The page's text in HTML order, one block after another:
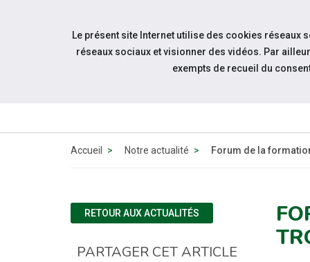
Aller au contenu
Accueil Notre actualité Forum de la
RETOUR AUX ACTUALITÉS
PARTAGER CET ARTICLE
Le présent site Internet utilise des cookies réseaux
réseaux sociaux et visionner des vidéos. Par
exempts de recueil du